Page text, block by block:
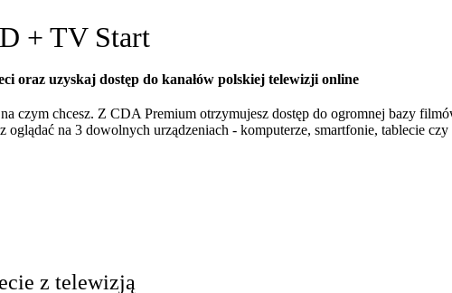
+ TV Start
oraz uzyskaj dostęp do kanałów polskiej telewizji online
czym chcesz. Z CDA Premium otrzymujesz dostęp do ogromnej bazy
na 3 dowolnych urządzeniach - komputerze, smartfonie, tablecie
z telewizją